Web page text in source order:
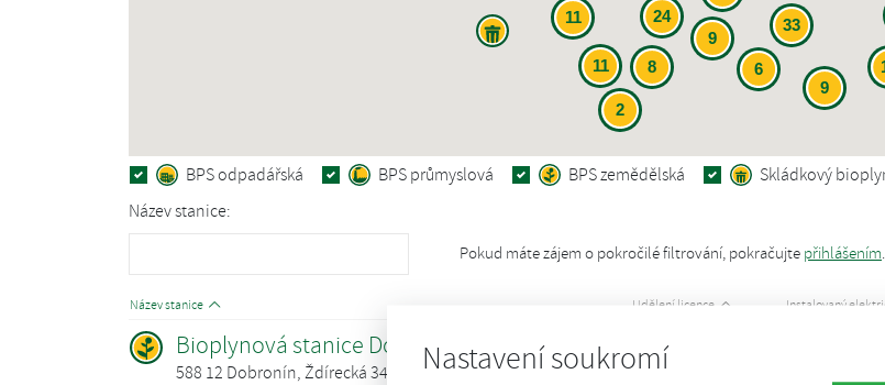
Nastavení soukromí
33
11
9
24
11
8
9
6
2
BPS odpadářská BPS průmyslová BPS zemědělská Skládkový
Název stanice:
Pokud máte zájem o pokročilé filtrování, pokračujte přihlášením.
Název stanice Udělení licence Instalovaný
Bioplynová stanice Dobronín
588 12 Dobronín, Ždírecká 347/36 2010